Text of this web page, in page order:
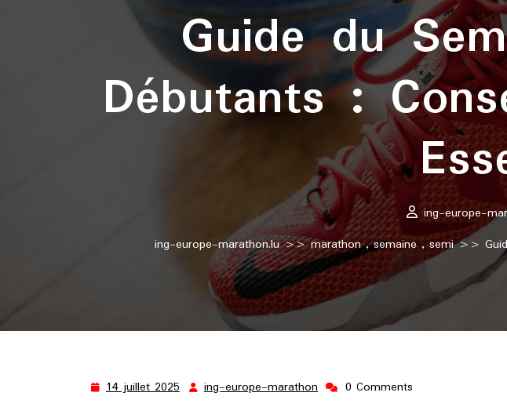
Guide du
Débutants :
ing-europe-
ing-europe-marathon.lu>>marathon,semaine,semi>>
14 juillet 2025 14 ing-europe-marathon ing- 0 Comments